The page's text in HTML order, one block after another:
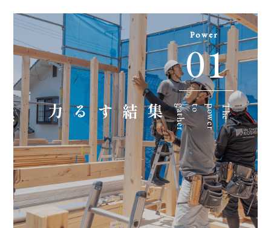
Power
01
T
h
e
p
o
w
e
r
t
o
g
a
t
h
e
r
集結する力
家
が
で
き
る
と
い
う
こ